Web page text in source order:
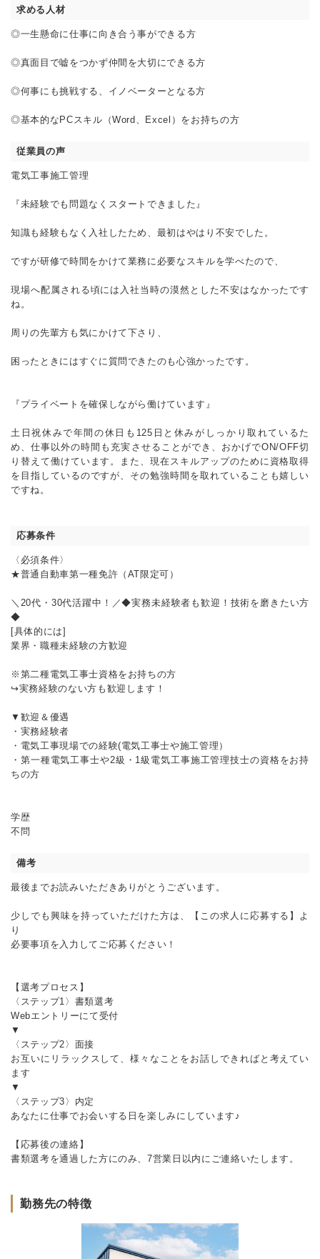
求める人材
◎一生懸命に仕事に向き合う事ができる方
◎真面目で嘘をつかず仲間を大切にできる方
◎何事にも挑戦する、イノベーターとなる方
◎基本的なPCスキル（Word、Excel）をお持ちの方
従業員の声
電気工事施工管理
『未経験でも問題なくスタートできました』
知識も経験もなく入社したため、最初はやはり不安でした。
ですが研修で時間をかけて業務に必要なスキルを学べたので、
現場へ配属される頃には入社当時の漠然とした不安はなかったです
ね。
周りの先輩方も気にかけて下さり、
困ったときにはすぐに質問できたのも心強かったです。
『プライベートを確保しながら働けています』
土日祝休みで年間の休日も125日と休みがしっかり取れているた
め、仕事以外の時間も充実させることができ、おかげでON/OFF切
り替えて働けています。また、現在スキルアップのために資格取得
を目指しているのですが、その勉強時間を取れていることも嬉しい
ですね。
応募条件
〈必須条件〉
★普通自動車第一種免許（AT限定可）
＼20代・30代活躍中！／◆実務未経験者も歓迎！技術を磨きたい方
◆
[具体的には]
業界・職種未経験の方歓迎
※第二種電気工事士資格をお持ちの方
↪実務経験のない方も歓迎します！
▼歓迎＆優遇
・実務経験者
・電気工事現場での経験(電気工事士や施工管理）
・第一種電気工事士や2級・1級電気工事施工管理技士の資格をお持
ちの方
学歴
不問
備考
最後までお読みいただきありがとうございます。
少しでも興味を持っていただけた方は、【この求人に応募する】よ
り
必要事項を入力してご応募ください！
【選考プロセス】
〈ステップ1〉書類選考
Webエントリーにて受付
▼
〈ステップ2〉面接
お互いにリラックスして、様々なことをお話しできればと考えてい
ます
▼
〈ステップ3〉内定
あなたに仕事でお会いする日を楽しみにしています♪
【応募後の連絡】
書類選考を通過した方にのみ、7営業日以内にご連絡いたします。
勤務先の特徴